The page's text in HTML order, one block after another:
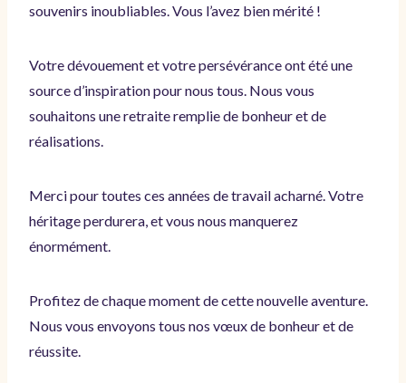
souvenirs inoubliables. Vous l’avez bien mérité !
Votre dévouement et votre persévérance ont été une
source d’inspiration pour nous tous. Nous vous
souhaitons une retraite remplie de bonheur et de
réalisations.
Merci pour toutes ces années de travail acharné. Votre
héritage perdurera, et vous nous manquerez
énormément.
Profitez de chaque moment de cette nouvelle aventure.
Nous vous envoyons tous nos vœux de bonheur et de
réussite.